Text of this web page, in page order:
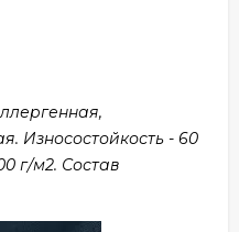
Износостойкость - 60
г/м2. Состав